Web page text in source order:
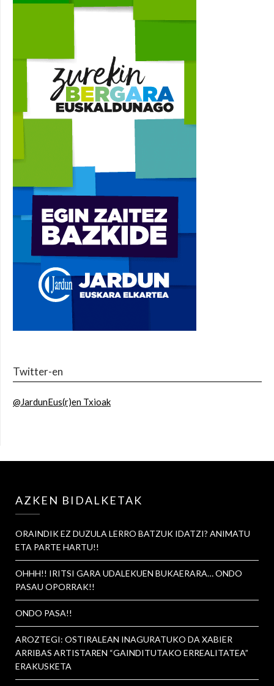
Twitter-en
@JardunEus(r)en Txioak
AZKEN BIDALKETAK
ORAINDIK EZ DUZULA LERRO BATZUK IDATZI? ANIMATU
ETA PARTE HARTU!!
OHHH!! IRITSI GARA UDALEKUEN BUKAERARA… ONDO
PASAU OPORRAK!!
ONDO PASA!!
AROZTEGI: OSTIRALEAN INAGURATUKO DA XABIER
ARRIBAS ARTISTAREN “GAINDITUTAKO ERREALITATEA”
ERAKUSKETA